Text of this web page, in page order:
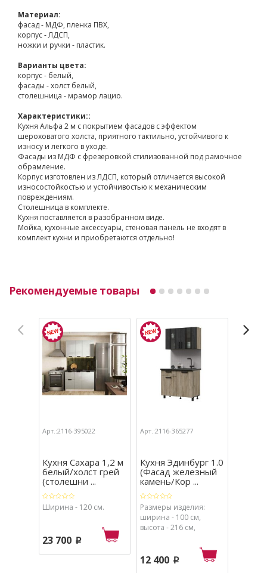
Материал:
фасад - МДФ, пленка ПВХ,
корпус - ЛДСП,
ножки и ручки - пластик.
Варианты цвета:
корпус - белый,
фасады - холст белый,
столешница - мрамор лацио.
Характеристики::
Кухня Альфа 2 м с покрытием фасадов с эффектом
шероховатого холста, приятного тактильно, устойчивого к
износу и легкого в уходе.
Фасады из МДФ с фрезеровкой стилизованной под рамочное
обрамление.
Корпус изготовлен из ЛДСП, который отличается высокой
износостойкостью и устойчивостью к механическим
повреждениям.
Столешница в комплекте.
Кухня поставляется в разобранном виде.
Мойка, кухонные аксессуары, стеновая панель не входят в
комплект кухни и приобретаются отдельно!
Рекомендуемые товары
Арт.:2116-395022
Кухня Сахара 1,2 м
белый/холст грей
(столешни ...
Ширина - 120 см.
23 700 p
Арт.:2116-365277
Кухня Эдинбург 1.0
(Фасад железный
камень/Кор ...
Размеры изделия:
ширина - 100 см,
высота - 216 см,
12 400 p